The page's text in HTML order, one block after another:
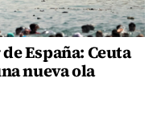
España: Ceuta
nueva ola